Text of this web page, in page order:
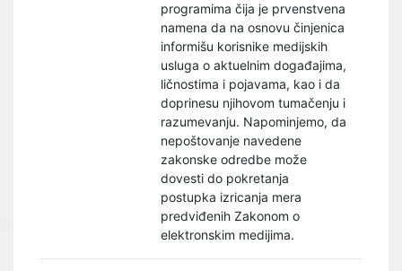
programima čija je prvenstvena
namena da na osnovu činjenica
informišu korisnike medijskih
usluga o aktuelnim događajima,
ličnostima i pojavama, kao i da
doprinesu njihovom tumačenju i
razumevanju. Napominjemo, da
nepoštovanje navedene
zakonske odredbe može
dovesti do pokretanja
postupka izricanja mera
predviđenih Zakonom o
elektronskim medijima.